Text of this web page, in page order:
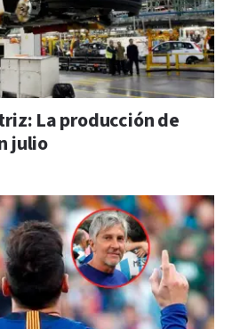
La producción de
julio